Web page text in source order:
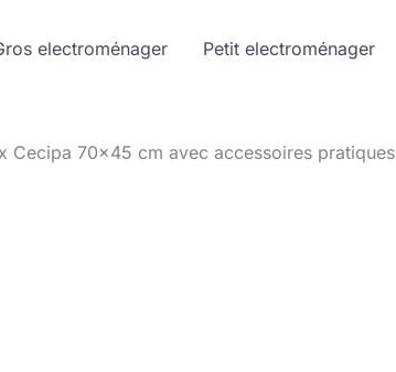
electroménager Petit electroménager
Cecipa 70×45 cm avec accessoires pratiques